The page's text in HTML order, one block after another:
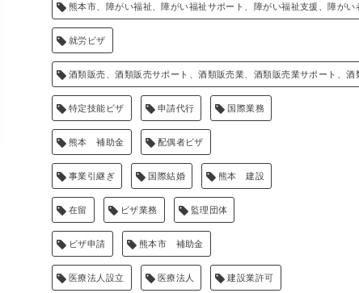
熊本市、障がい福祉、障がい福祉サポート、障がい福祉支援、障がい
就労ビザ
酒類販売、酒類販売サポート、酒類販売業、酒類販売業サポート、
特定技能ビザ 申請代行 国際業務
熊本 補助金 配偶者ビザ
事業引継ぎ 国際結婚 熊本 建設
在留 ビザ業務 監理団体
ビザ申請 熊本市 補助金
医療法人設立 医療法人 建設業許可